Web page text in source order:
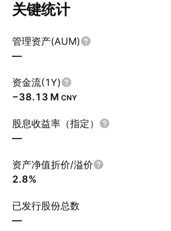
关键统计
管理资产(AUM)
—
资金流(1Y)
‪−38.13 M‬ CNY
股息收益率（指定）
—
资产净值折价/溢价
2.8%
已发行股份总数
—